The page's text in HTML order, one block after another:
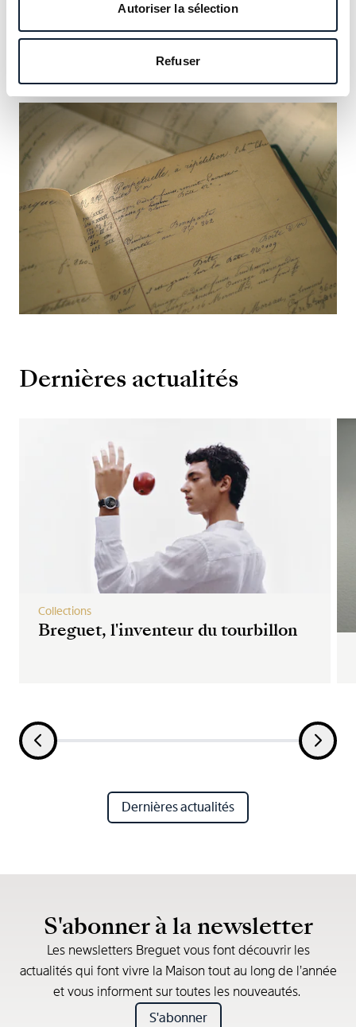
Autoriser la sélection
Refuser
notre héritage et saisissez l’occasion d’y inscrire le vôtre.
Dernières actualités
Breguet, l'inventeur du tourbillon
Collections
Dernières actualités
S'abonner à la newsletter
Les newsletters Breguet vous font découvrir les
actualités qui font vivre la Maison tout au long de l’année
et vous informent sur toutes les nouveautés.
S'abonner